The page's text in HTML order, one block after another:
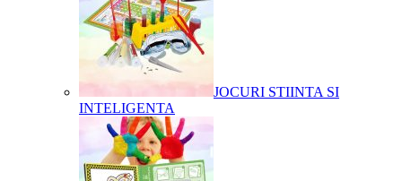
JOCURI STIINTA SI
INTELIGENTA